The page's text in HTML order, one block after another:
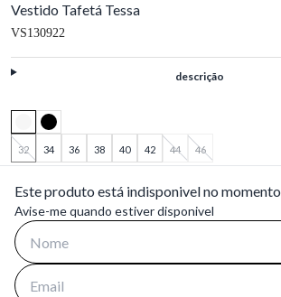
Vestido Tafetá Tessa
VS130922
descrição
32 34 36 38 40 42 44
46
Este produto está indisponivel no momento
Avise-me quando estiver disponivel